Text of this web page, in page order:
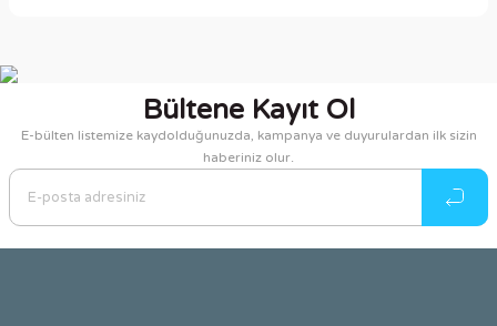
Görüş ve önerileriniz için teşekkür ederiz.
Ürün resmi kalitesiz, bozuk veya görüntülenemiyor.
Ürün açıklamasında eksik bilgiler bulunuyor.
Ürün bilgilerinde hatalar bulunuyor.
Bültene Kayıt Ol
E-bülten listemize kaydolduğunuzda, kampanya ve duyurulardan ilk sizin
haberiniz olur.